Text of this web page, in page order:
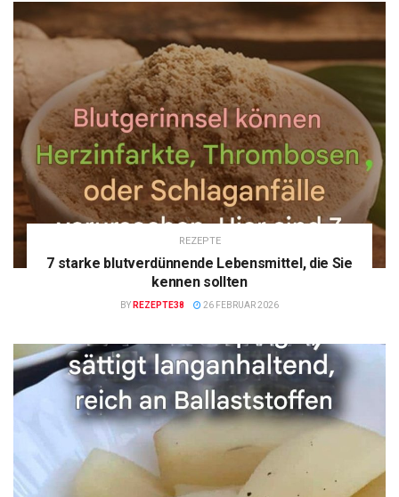
REZEPTE
7 starke blutverdünnende Lebensmittel, die Sie
kennen sollten
BY REZEPTE38 26 FEBRUAR 2026